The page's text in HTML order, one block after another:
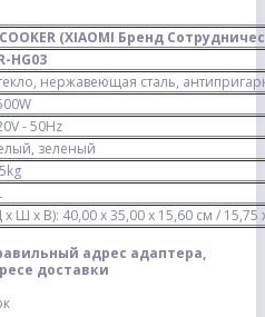
(XIAOMI Бренд
HG03
нержавеющая сталь,
- 50Hz
зеленый
х Ш х В): 40,00 х 35,00 х 15,60 см /
адрес адаптера,
доставки